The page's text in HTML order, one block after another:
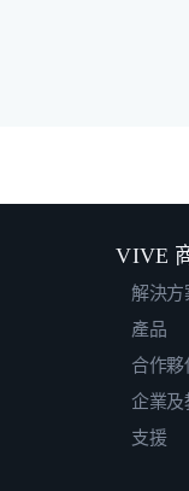
VIVE
解決方
產品
合作夥
企業及
支援